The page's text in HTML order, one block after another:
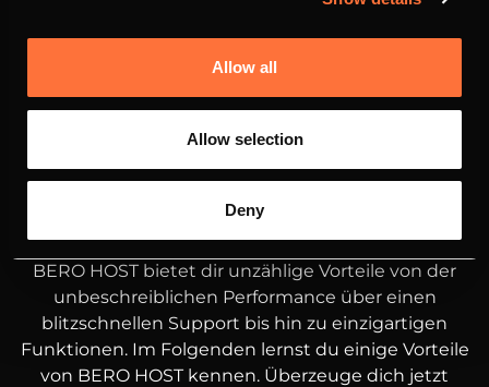
Allow all
Allow selection
Deny
DEINEVORTEILEBEI BERO HOST
BERO HOST bietet dir unzählige Vorteile von der
unbeschreiblichen Performance über einen
blitzschnellen Support bis hin zu einzigartigen
Funktionen. Im Folgenden lernst du einige Vorteile
von BERO HOST kennen. Überzeuge dich jetzt